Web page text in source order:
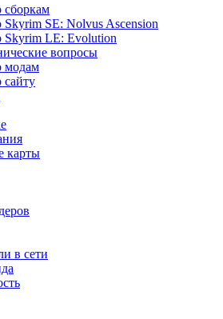
SE: Nolvus Ascension
LE: Evolution
вопросы
модам
карты
в сети